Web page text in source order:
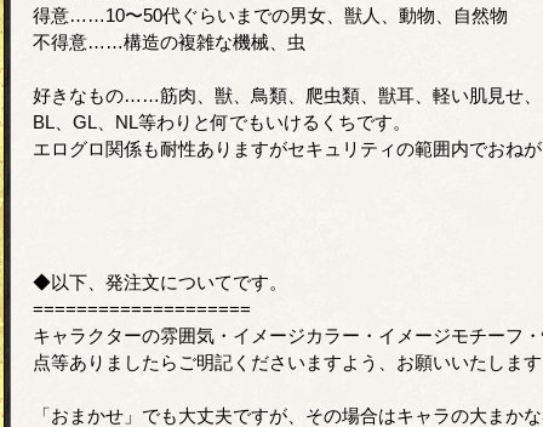
得意……10〜50代ぐらいまでの男女、獣人、動物、自然物
不得意……構造の複雑な機械、虫
好きなもの……筋肉、獣、鳥類、爬虫類、獣耳、軽い肌見せ
BL、GL、NL等わりと何でもいけるくちです。
エログロ関係も耐性ありますがセキュリティの範囲内でおね
◆以下、発注文についてです。
====================
キャラクターの雰囲気・イメージカラー・イメージモチーフ
点等ありましたらご明記くださいますよう、お願いいたしま
「おまかせ」でも大丈夫ですが、その場合はキャラの大まか